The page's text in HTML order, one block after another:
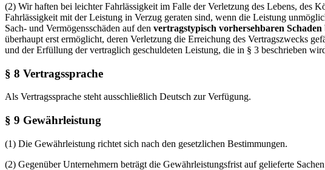
(2) Wir haften bei leichter Fahrlässigkeit im Falle der Verletzung des Lebens, des
Fahrlässigkeit mit der Leistung in Verzug geraten sind, wenn die Leistung
Sach- und Vermögensschäden auf den vertragstypisch vorhersehbaren Schaden
überhaupt erst ermöglicht, deren Verletzung die Erreichung des Vertragszwecks
und der Erfüllung der vertraglich geschuldeten Leistung, die in § 3 beschrieben
§ 8 Vertragssprache
Als Vertragssprache steht ausschließlich Deutsch zur Verfügung.
§ 9 Gewährleistung
(1) Die Gewährleistung richtet sich nach den gesetzlichen Bestimmungen.
(2) Gegenüber Unternehmern beträgt die Gewährleistungsfrist auf gelieferte